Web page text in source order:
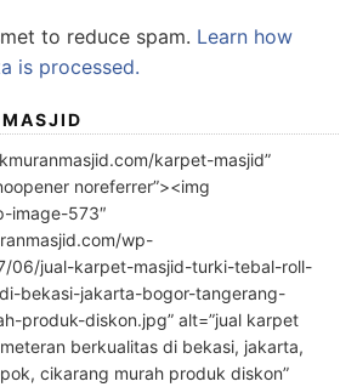
to reduce spam. Learn how
is processed.
karpet-masjid”
noreferrer”><img
image-573″
wp-
06/jual-karpet-masjid-turki-tebal-roll-
bekasi-jakarta-bogor-tangerang-
produk-diskon.jpg” alt=”jual karpet
berkualitas di bekasi, jakarta,
cikarang murah produk diskon”